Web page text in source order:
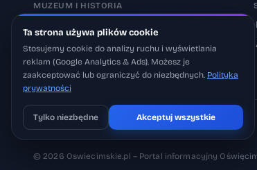
MUZEUM I HISTORIA
› Aktualności: Muzeum
›Aktualności: Historia
›
© 2026 Oswiecimskie.pl – Portal informacyjny
Ta strona używa plików cookie
Stosujemy cookie do analizy ruchu i wyświetlania
reklam (Google Analytics & Ads). Możesz je
zaakceptować lub ograniczyć do niezbędnych. Polityka
prywatności
Tylko niezbędne Akceptuj wszystkie
Pobierz na iOS